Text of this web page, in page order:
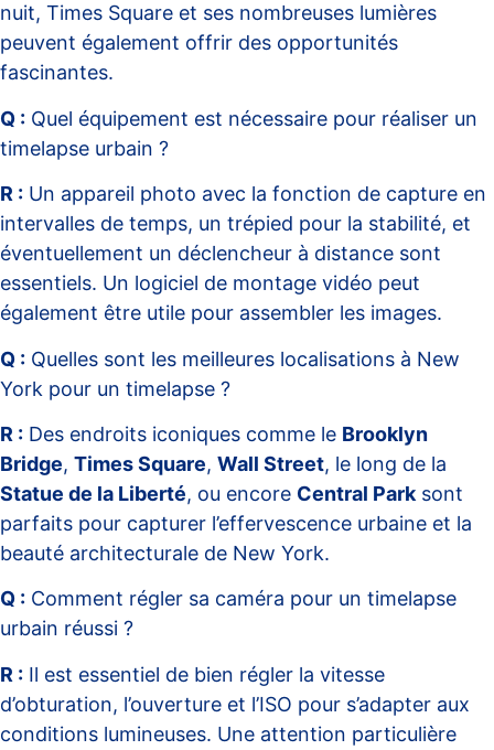
nuit, Times Square et ses nombreuses lumières
peuvent également offrir des opportunités
fascinantes.
Q : Quel équipement est nécessaire pour réaliser un
timelapse urbain ?
R : Un appareil photo avec la fonction de capture en
intervalles de temps, un trépied pour la stabilité, et
éventuellement un déclencheur à distance sont
essentiels. Un logiciel de montage vidéo peut
également être utile pour assembler les images.
Q : Quelles sont les meilleures localisations à New
York pour un timelapse ?
R : Des endroits iconiques comme le Brooklyn
Bridge, Times Square, Wall Street, le long de la
Statue de la Liberté, ou encore Central Park sont
parfaits pour capturer l’effervescence urbaine et la
beauté architecturale de New York.
Q : Comment régler sa caméra pour un timelapse
urbain réussi ?
R : Il est essentiel de bien régler la vitesse
d’obturation, l’ouverture et l’ISO pour s’adapter aux
conditions lumineuses. Une attention particulière